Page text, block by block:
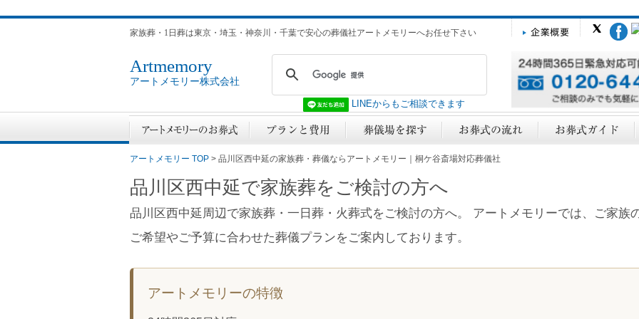
家族葬・1日葬は東京・埼玉・神奈川・千葉で安心の葬儀社アートメモリーへお任せ下さい
Artmemory
アートメモリー株式会社
LINEからもご相談できます
アートメモリー TOP > 品川区西中延の家族葬・葬儀ならアートメモリー｜桐ケ谷斎場対応葬儀社
品川区西中延で家族葬をご検討の方へ
品川区西中延周辺で家族葬・一日葬・火葬式をご検討の方へ。 アートメモリーでは、ご家族
ご希望やご予算に合わせた葬儀プランをご案内しております。
アートメモリーの特徴